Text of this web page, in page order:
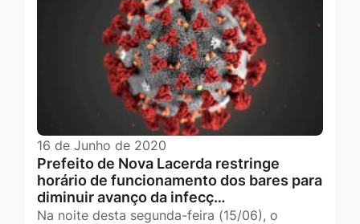
16 de Junho de 2020
Prefeito de Nova Lacerda restringe
horário de funcionamento dos bares para
diminuir avanço da infecç…
Na noite desta segunda-feira (15/06), o